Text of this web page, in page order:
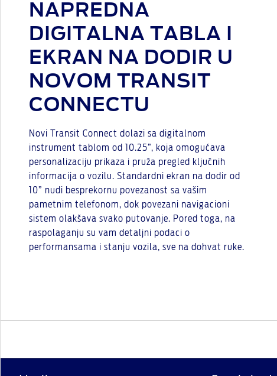
NAPREDNA
DIGITALNA TABLA I
EKRAN NA DODIR U
NOVOM TRANSIT
CONNECTU
Novi Transit Connect dolazi sa digitalnom
instrument tablom od 10.25”, koja omogućava
personalizaciju prikaza i pruža pregled ključnih
informacija o vozilu. Standardni ekran na dodir od
10” nudi besprekornu povezanost sa vašim
pametnim telefonom, dok povezani navigacioni
sistem olakšava svako putovanje. Pored toga, na
raspolaganju su vam detaljni podaci o
performansama i stanju vozila, sve na dohvat ruke.